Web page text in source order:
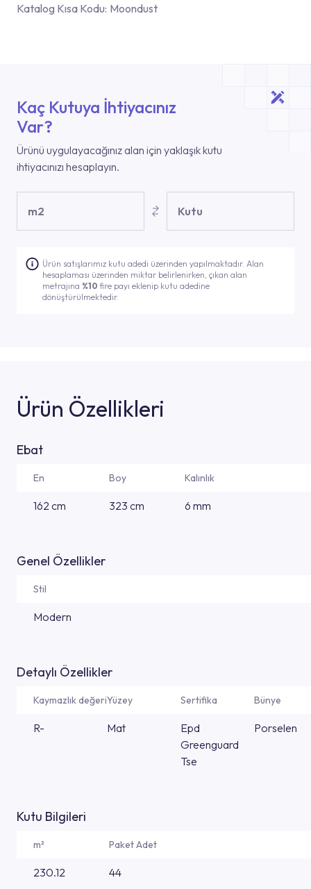
Katalog Kısa Kodu: Moondust
Kaç Kutuya İhtiyacınız
Var?
Ürünü uygulayacağınız alan için yaklaşık kutu
ihtiyacınızı hesaplayın.
m2 Kutu
Ürün satışlarımız kutu adedi üzerinden yapılmaktadır. Alan
hesaplaması üzerinden miktar belirlenirken, çıkan alan
metrajına %10fire payı eklenip kutu adedine
dönüştürülmektedir.
Ürün Özellikleri
Ebat
En Boy Kalınlık
162 cm 323 cm 6 mm
Genel Özellikler
Stil
Modern
Detaylı Özellikler
Kaymazlık değeriYüzey Sertifika Bünye
R- Mat
Epd
Greenguard
Tse
Porselen
Kutu Bilgileri
m² Paket Adet
230.12 44